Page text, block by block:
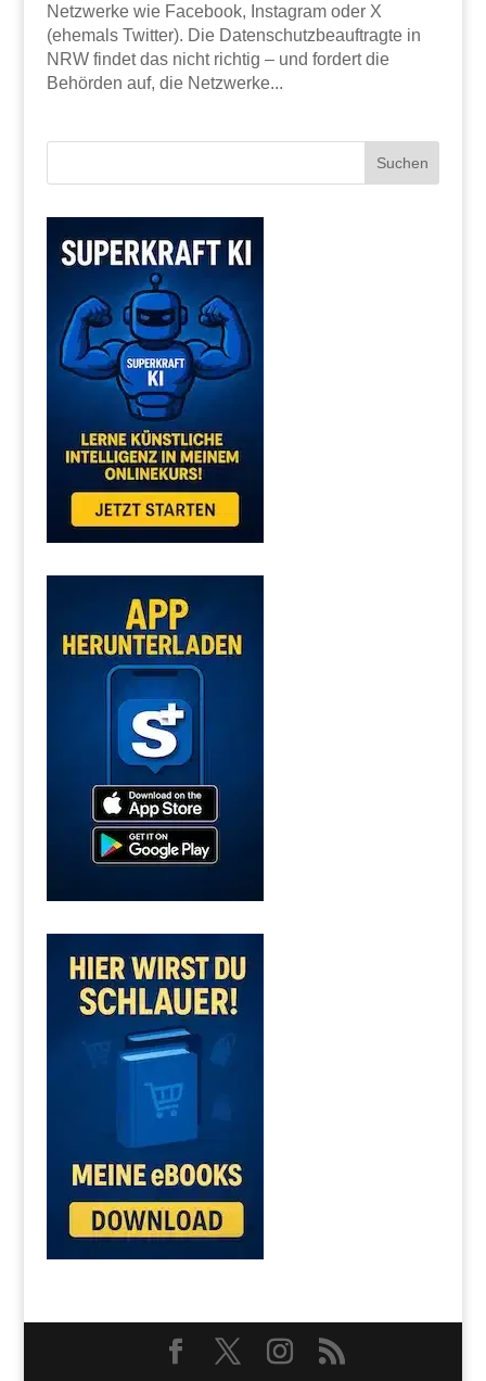
Netzwerke wie Facebook, Instagram oder X
(ehemals Twitter). Die Datenschutzbeauftragte in
NRW findet das nicht richtig – und fordert die
Behörden auf, die Netzwerke...